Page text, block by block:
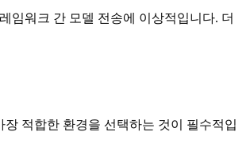
임워크 간 모델 전송에 이상적입니다. 더
적합한 환경을 선택하는 것이 필수적입